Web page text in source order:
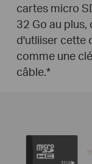
cartes micro
32 Go au
d'utliiser cette
comme une
câble.*